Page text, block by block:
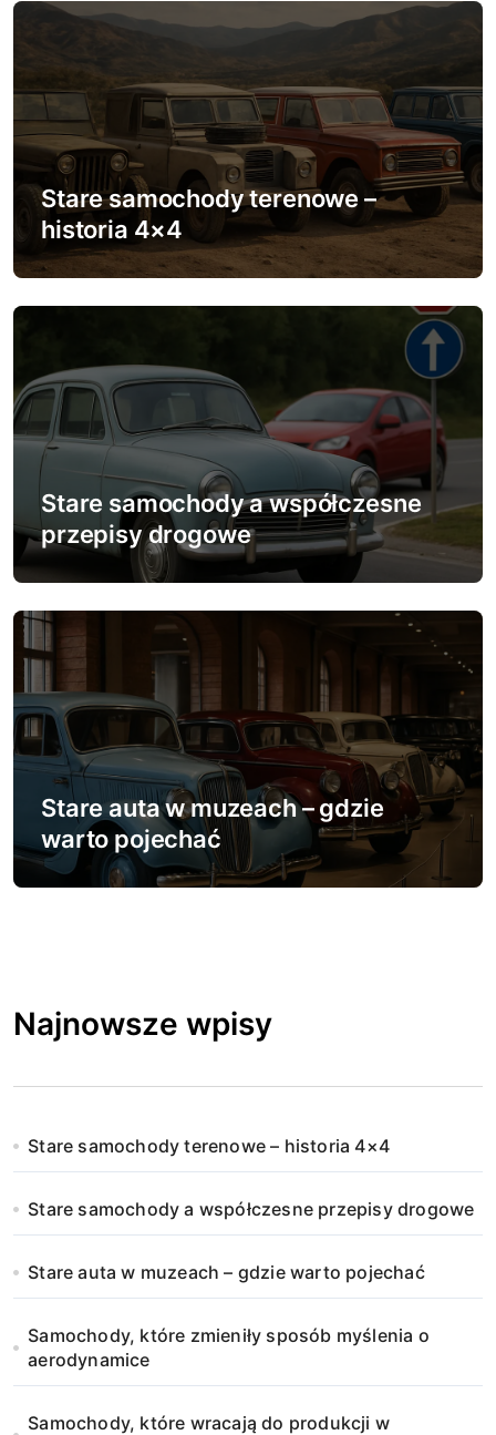
a
c
j
a
w
p
i
u
Stare samochody terenowe –
historia 4×4
Stare samochody a współczesne
przepisy drogowe
Stare auta w muzeach – gdzie
warto pojechać
Najnowsze wpisy
Stare samochody terenowe – historia 4×4
Stare samochody a współczesne przepisy drogowe
Stare auta w muzeach – gdzie warto pojechać
Samochody, które zmieniły sposób myślenia o
aerodynamice
Samochody, które wracają do produkcji w